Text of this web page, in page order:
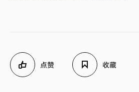
点赞 收藏